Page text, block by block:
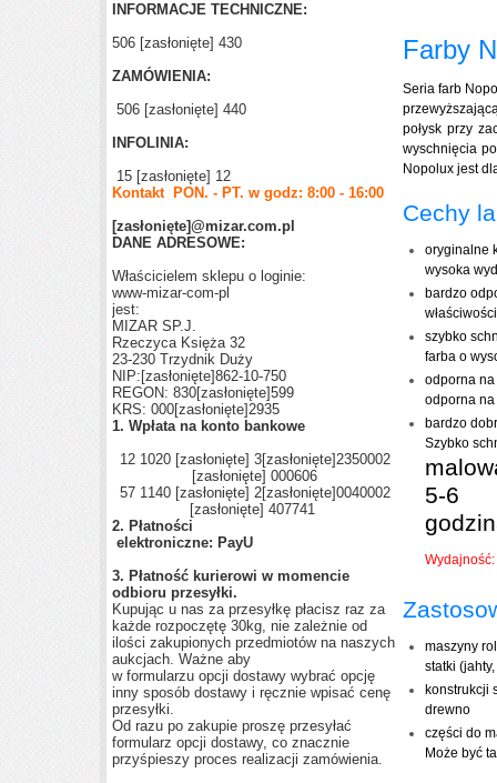
INFORMACJE TECHNICZNE:
506 [zasłonięte] 430
ZAMÓWIENIA:
506 [zasłonięte] 440
INFOLINIA:
15 [zasłonięte] 12
Kontakt PON. - PT. w godz: 8:00 - 16:00
[zasłonięte]@mizar.com.pl
DANE ADRESOWE:
Właścicielem sklepu o loginie:
www-mizar-com-pl
jest:
MIZAR SP.J.
Rzeczyca Księża 32
23-230 Trzydnik Duży
NIP: [zasłonięte]862-10-750
REGON: 830[zasłonięte]599
KRS: 000[zasłonięte]2935
1. Wpłata na konto bankowe
12 1020 [zasłonięte] 3[zasłonięte]2350002
[zasłonięte] 000606
57 1140 [zasłonięte] 2[zasłonięte]0040002
[zasłonięte] 407741
2. Płatności
elektroniczne: PayU
3. Płatność kurierowi w momencie
odbioru przesyłki.
Kupując u nas za przesyłkę płacisz raz za
każde rozpoczętę 30kg, nie zależnie od
ilości zakupionych przedmiotów na naszych
aukcjach. Ważne aby
w formularzu opcji dostawy wybrać opcję
inny sposób dostawy i ręcznie wpisać cenę
przesyłki.
Od razu po zakupie proszę przesyłać
formularz opcji dostawy, co znacznie
przyśpieszy proces realizacji zamówienia.
Farby
Seria farb
połysk przy
wyschnięcia
Nopolux jest
Cechy
oryginalne
wysoka
bardzo
szybko
farba o
odporna
odporna na
bardzo
Szybko
5-6
maszyny
statki (jahty,
konstrukcji
drewno
części do
Może być